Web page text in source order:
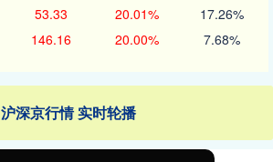
53.33 20.01% 17.26%
146.16 20.00% 7.68%
沪深京行情 实时轮播